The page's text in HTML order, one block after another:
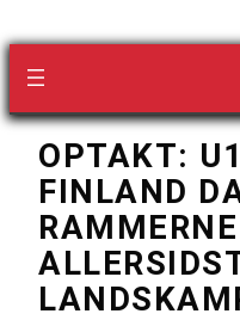
OPTAKT:
FINLAND